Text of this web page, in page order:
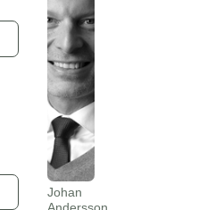
Johan